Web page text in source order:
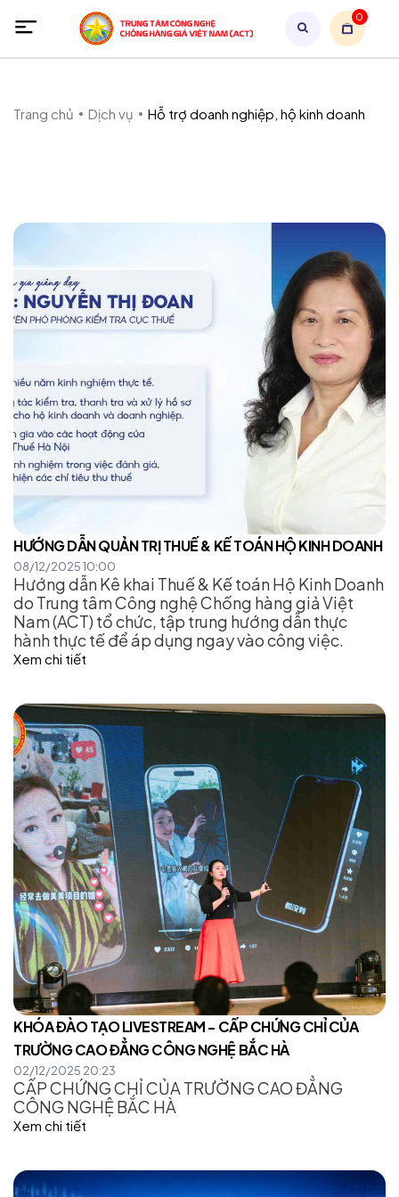
0
Trang chủ Dịch vụ Hỗ trợ doanh nghiệp, hộ kinh doanh
HƯỚNG DẪN QUẢN TRỊ THUẾ & KẾ TOÁN HỘ KINH DOANH
08/12/2025 10:00
Hướng dẫn Kê khai Thuế & Kế toán Hộ Kinh Doanh
do Trung tâm Công nghệ Chống hàng giả Việt
Nam (ACT) tổ chức, tập trung hướng dẫn thực
hành thực tế để áp dụng ngay vào công việc.
Xem chi tiết
KHÓA ĐÀO TẠO LIVESTREAM - CẤP CHỨNG CHỈ CỦA
TRƯỜNG CAO ĐẲNG CÔNG NGHỆ BẮC HÀ
02/12/2025 20:23
CẤP CHỨNG CHỈ CỦA TRƯỜNG CAO ĐẲNG
CÔNG NGHỆ BẮC HÀ
Xem chi tiết